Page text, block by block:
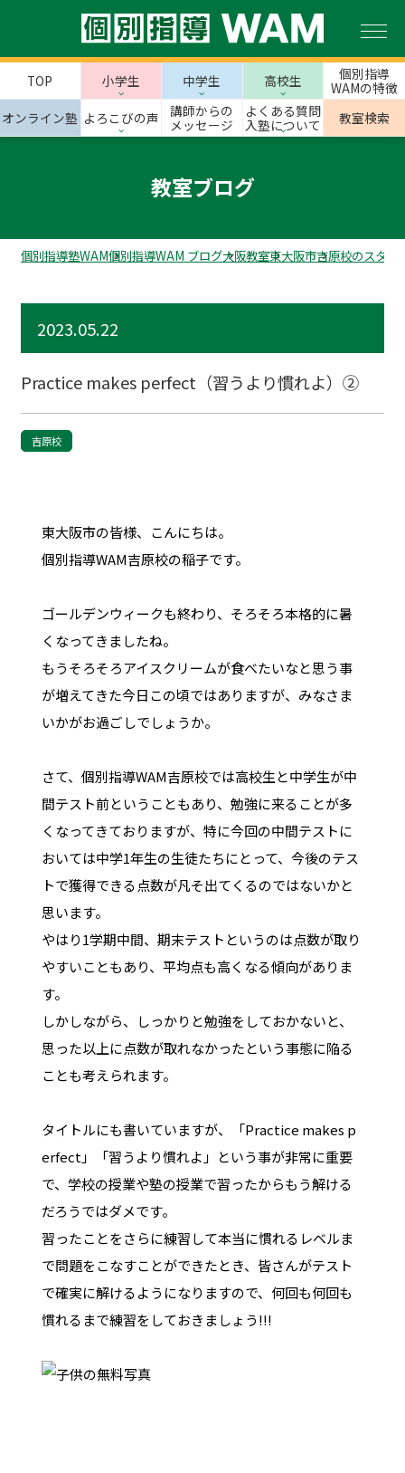
TOP 小学生 中学生 高校生
個別指導
WAMの特徴
オンライン塾 よろこびの声
講師からの
メッセージ
よくある質問
入塾について
教室検索
教室ブログ
個別指導塾WAM個別指導WAM ブログ大阪教室東大阪市吉原校のスタッ
2023.05.22
Practice makes perfect（習うより慣れよ）②
吉原校
東大阪市の皆様、こんにちは。
個別指導WAM吉原校の稲子です。
ゴールデンウィークも終わり、そろそろ本格的に暑
くなってきましたね。
もうそろそろアイスクリームが食べたいなと思う事
が増えてきた今日この頃ではありますが、みなさま
いかがお過ごしでしょうか。
さて、個別指導WAM吉原校では高校生と中学生が中
間テスト前ということもあり、勉強に来ることが多
くなってきておりますが、特に今回の中間テストに
おいては中学1年生の生徒たちにとって、今後のテス
トで獲得できる点数が凡そ出てくるのではないかと
思います。
やはり1学期中間、期末テストというのは点数が取り
やすいこともあり、平均点も高くなる傾向がありま
す。
しかしながら、しっかりと勉強をしておかないと、
思った以上に点数が取れなかったという事態に陥る
ことも考えられます。
タイトルにも書いていますが、「Practice makes p
erfect」「習うより慣れよ」という事が非常に重要
で、学校の授業や塾の授業で習ったからもう解ける
だろうではダメです。
習ったことをさらに練習して本当に慣れるレベルま
で問題をこなすことができたとき、皆さんがテスト
で確実に解けるようになりますので、何回も何回も
慣れるまで練習をしておきましょう!!!